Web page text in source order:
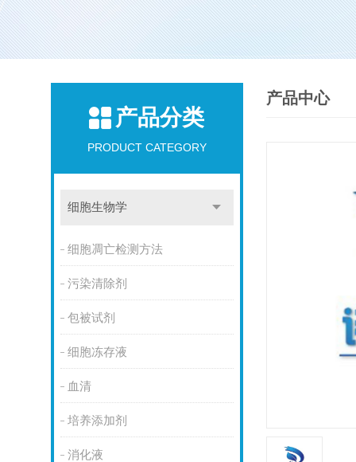
产品分类
PRODUCT CATEGORY
细胞生物学
细胞凋亡检测方法
污染清除剂
包被试剂
细胞冻存液
血清
培养添加剂
消化液
产品中心